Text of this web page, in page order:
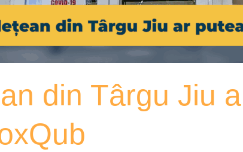
din Târgu Jiu